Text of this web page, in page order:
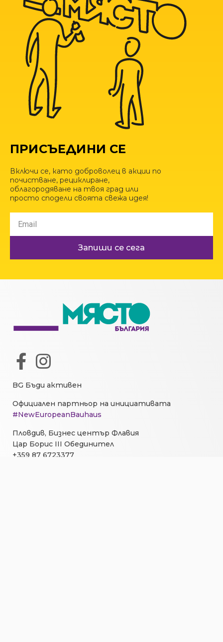
ПРИСЪЕДИНИ СЕ
Включи се, като доброволец в акции по
почистване, рециклиране,
облагородяване на твоя град или
просто сподели своята свежа идея!
Запиши се сега
BG Бъди активен
Официален партньор на инициативата
#NewEuropeanBauhaus
Пловдив, Бизнес център Флавия
Цар Борис III Обединител
+359 87 6723377